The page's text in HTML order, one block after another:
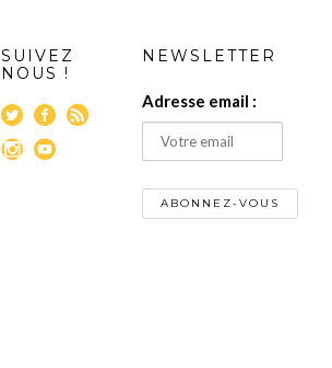
SUIVEZ
NOUS !
NEWSLETTER
Adresse email :